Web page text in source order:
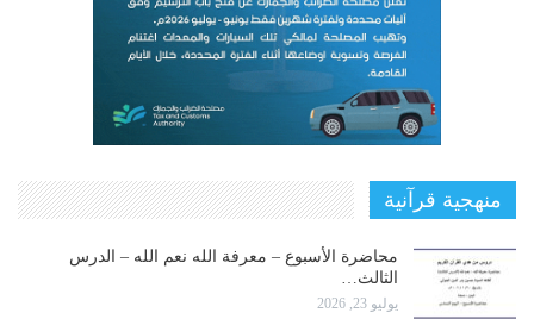
منهجية قرآنية
محاضرة الأسبوع – معرفة الله نعم الله – الدرس
الثالث…
يوليو 23, 2026